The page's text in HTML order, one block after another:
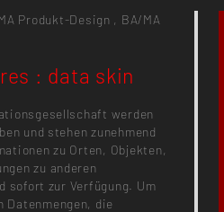
Produkt-Design , BA/MA
: data skin
werden
und stehen zunehmend
zu Orten, Objekten,
zu anderen
sofort zur Verfügung. Um
Datenmengen, die